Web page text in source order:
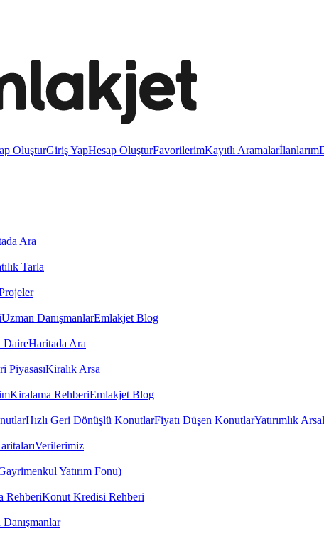
OluşturGiriş YapHesap OluşturFavorilerimKayıtlı Aramalarİlanlarım
Ara
Tarla
Uzman DanışmanlarEmlakjet Blog
DaireHaritada Ara
PiyasasıKiralık Arsa
Kiralama RehberiEmlakjet Blog
Hızlı Geri Dönüşlü KonutlarFiyatı Düşen KonutlarYatırımlık
Verilerimiz
Yatırım Fonu)
RehberiKonut Kredisi Rehberi